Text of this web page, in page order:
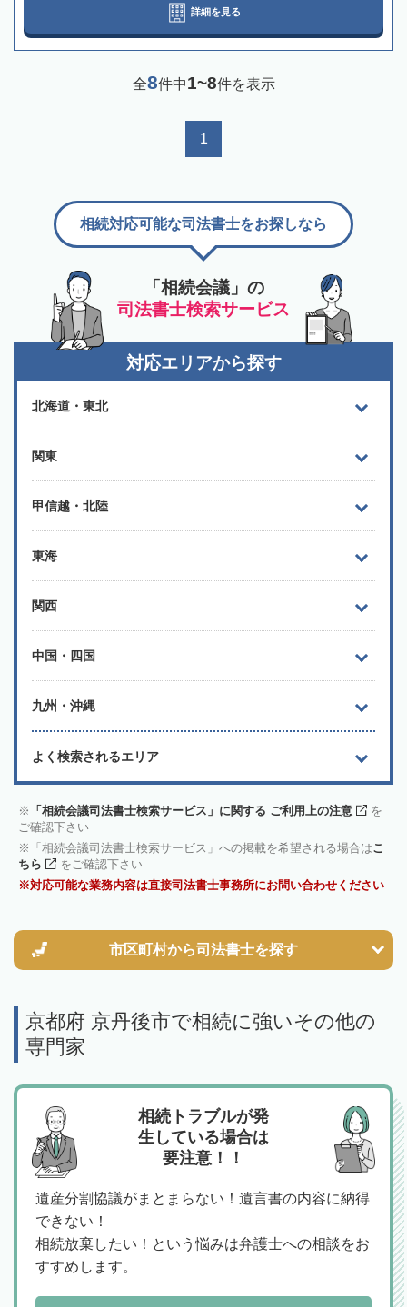
詳細を見る
全8件中1~8件を表示
1
「相続会議」の
司法書士検索サービス
相続対応可能な司法書士をお探しなら
対応エリアから探す
北海道・東北
関東
甲信越・北陸
東海
関西
中国・四国
九州・沖縄
よく検索されるエリア
「相続会議司法書士検索サービス」に関する ご利用上の注意
を
ご確認下さい
「相続会議司法書士検索サービス」への掲載を希望される場合はこ
ちら
をご確認下さい
対応可能な業務内容は直接司法書士事務所にお問い合わせください
市区町村から司法書士を探す
京都府 京丹後市で相続に強いその他の
専門家
相続トラブルが発
生している場合は
要注意！！
遺産分割協議がまとまらない！遺言書の内容に納得
できない！
相続放棄したい！という悩みは弁護士への相談をお
すすめします。